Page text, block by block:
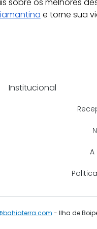
sobre os melhores
e torne sua
Institucional
A
- Ilha de